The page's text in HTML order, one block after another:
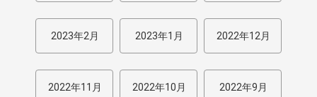
2023年2月 2023年1月 2022年12月
2022年11月 2022年10月 2022年9月